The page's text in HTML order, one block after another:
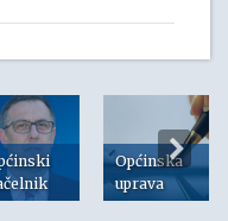
Općinska
uprava